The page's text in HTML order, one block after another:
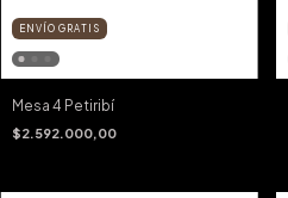
ENVÍO GRATIS
Mesa 4 Petiribí
$2.592.000,00